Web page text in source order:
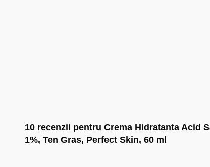
10 recenzii pentru Crema Hidratanta Acid
1%, Ten Gras, Perfect Skin, 60 ml